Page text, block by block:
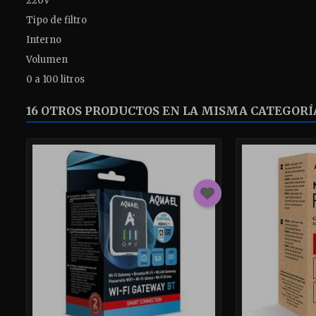
Tipo de filtro
Interno
Volumen
0 a 100 litros
16 OTROS PRODUCTOS EN LA MISMA